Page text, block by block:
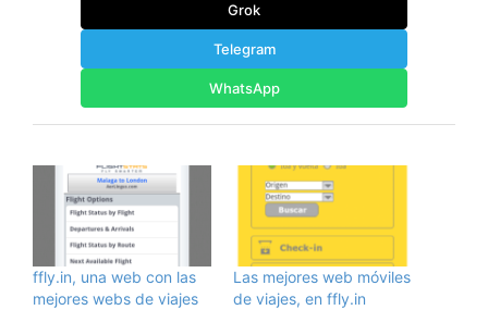
Grok
Telegram
WhatsApp
ffly.in, una web con las
mejores webs de viajes
Las mejores web móviles
de viajes, en ffly.in